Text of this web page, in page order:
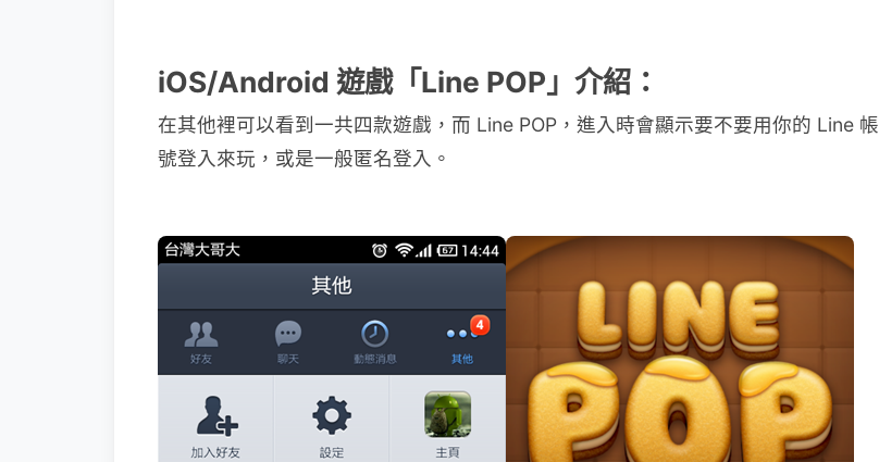
iOS/Android 遊戲「Line POP」介紹：
在其他裡可以看到一共四款遊戲，而 Line POP，進入時會顯示要不要用你的 Line 帳
號登入來玩，或是一般匿名登入。